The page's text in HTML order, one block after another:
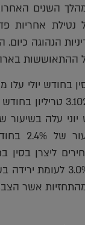
השנים
אחריות
הנהוגה כיום.
ההתאוששות
דולר לעומת רמת 3.102
לעומת
ליצרן בסין
אשר